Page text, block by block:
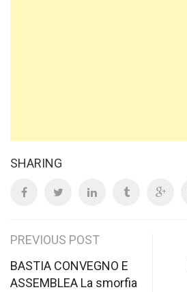
SHARING
Post
navigation
PREVIOUS POST
BASTIA CONVEGNO E
ASSEMBLEA La smorfia